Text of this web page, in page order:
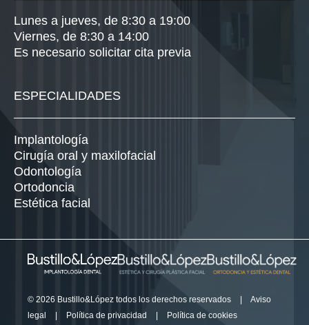
Lunes a jueves, de 8:30 a 19:00
Viernes, de 8:30 a 14:00
Es necesario solicitar cita previa
ESPECIALIDADES
Implantología
Cirugía oral y maxilofacial
Odontología
Ortodoncia
Estética facial
© 2026 Bustillo&López todos los derechos reservados
Aviso
legal
Política de privacidad Política de cookies